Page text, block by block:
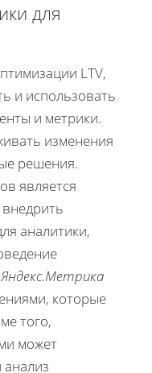
для
LTV,
и использовать
и метрики.
изменения
решения.
является
аналитики,
Яндекс.Метрика
которые
того,
может
анализ